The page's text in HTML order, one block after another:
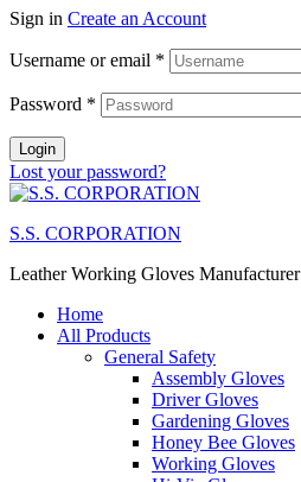
Sign in Create an Account
Username or email *
Password *
Login
Lost your password?
S.S. CORPORATION
Leather Working Gloves Manufacturer
Home
All Products
General Safety
Assembly Gloves
Driver Gloves
Gardening Gloves
Honey Bee Gloves
Working Gloves